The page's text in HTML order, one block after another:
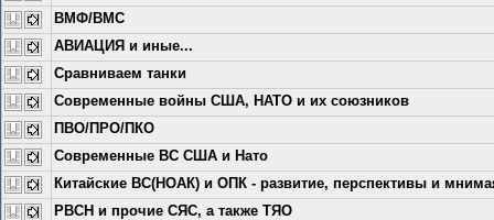
ВМФ/ВМС
АВИАЦИЯ и иные...
Сравниваем танки
Современные войны США, НАТО и их союзников
ПВО/ПРО/ПКО
Современные ВС США и Нато
Китайские ВС(НОАК) и ОПК - развитие, перспективы и
РВСН и прочие СЯС, а также ТЯО